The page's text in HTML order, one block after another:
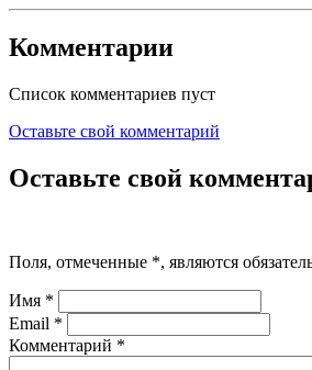
Комментарии
Список комментариев пуст
Оставьте свой комментарий
Оставьте свой
Поля, отмеченные *, являются
Имя *
Email *
Комментарий *